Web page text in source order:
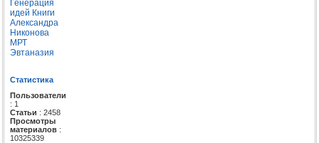
Генерация
идей Книги
Александра
Никонова
МРТ
Эвтаназия
Статистика
Пользователи
: 1
Статьи : 2458
Просмотры
материалов :
10325339